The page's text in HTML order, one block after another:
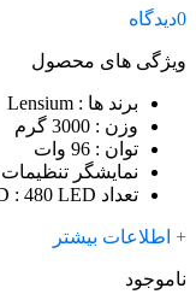
0دیدگاه
ویژگی های محصول
برند ها : Lensium
وزن : 3000 گرم
توان : 96 وات
نمایشگر تنظیمات
تعداد LED : 480 LED
+ اطلاعات بیشتر
ناموجود